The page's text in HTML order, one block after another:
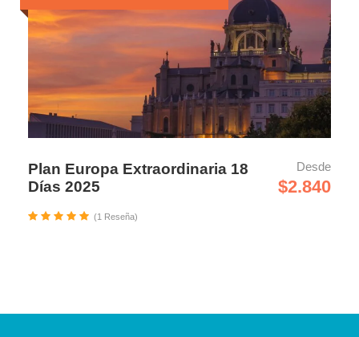
Plan Europa Extraordinaria 18
Días 2025
Desde
$2.840
(1 Reseña)